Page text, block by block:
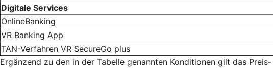
Digitale Services
OnlineBanking
VR Banking App
TAN-Verfahren VR SecureGo plus
Ergänzend zu den in der Tabelle genannten Konditionen gilt das